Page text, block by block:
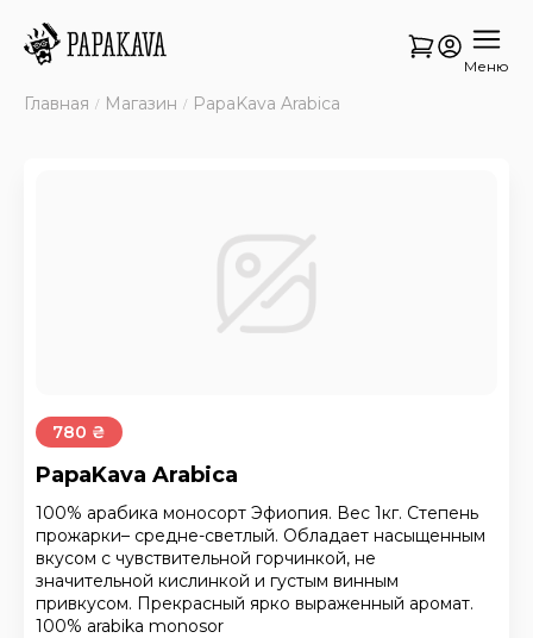
Меню
Главная Магазин PapaKava Arabica
780 ₴
PapaKava Arabica
100% арабика моносорт Эфиопия. Вес 1кг. Степень
прожарки– средне-светлый. Обладает насыщенным
вкусом с чувствительной горчинкой, не
значительной кислинкой и густым винным
привкусом. Прекрасный ярко выраженный аромат.
100% arabika monosor